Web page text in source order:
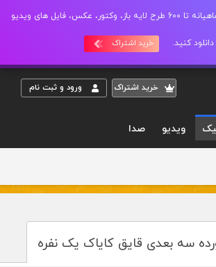
با خرید اشتراک ماهیانه تا 600 طرح لایه باز، وکتور، عکس، فایل های ویدیو
کنید. خرید اشتراک
خريد اشتراک ورود و ثبت نام
ویدیو صدا
سه بعدی قایق کایاک یک نفره